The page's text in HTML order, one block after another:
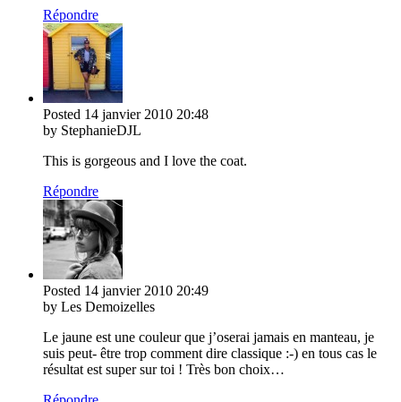
Répondre
Posted 14 janvier 2010 20:48
by StephanieDJL
This is gorgeous and I love the coat.
Répondre
Posted 14 janvier 2010 20:49
by Les Demoizelles
Le jaune est une couleur que j’oserai jamais en manteau, je
suis peut- être trop comment dire classique :-) en tous cas le
résultat est super sur toi ! Très bon choix…